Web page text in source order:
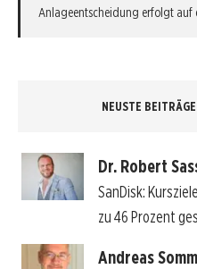
Anlageentscheidung erfolgt auf
NEUSTE
Dr. Robert
SanDisk:
zu 46 Prozent
Andreas